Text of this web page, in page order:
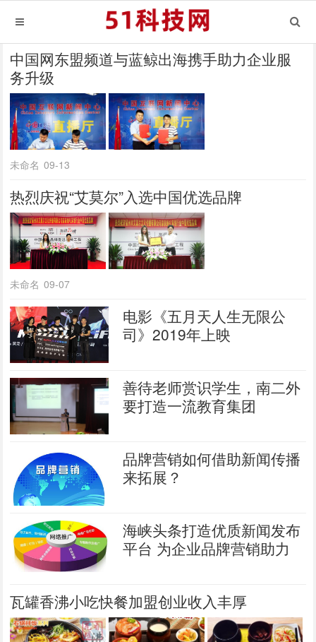
中国网东盟频道与蓝鲸出海携手助力企业服
务升级
未命名 09-13
热烈庆祝“艾莫尔”入选中国优选品牌
未命名 09-07
电影《五月天人生无限公
司》2019年上映
善待老师赏识学生，南二外
要打造一流教育集团
品牌营销如何借助新闻传播
来拓展？
海峡头条打造优质新闻发布
平台 为企业品牌营销助力
瓦罐香沸小吃快餐加盟创业收入丰厚